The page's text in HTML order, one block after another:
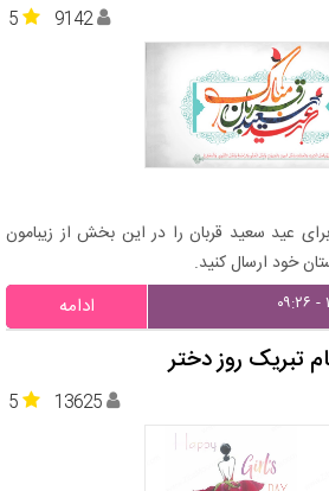
5 9142
عید سعید قربان را در این بخش از زیبامون
خود ارسال کنید.
ادامه
تبریک روز دختر
5 13625